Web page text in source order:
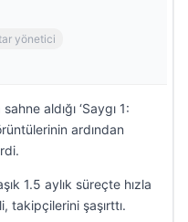
yönetici
aldığı ‘Saygı 1:
ardından
1.5 aylık süreçte hızla
takipçilerini şaşırttı.